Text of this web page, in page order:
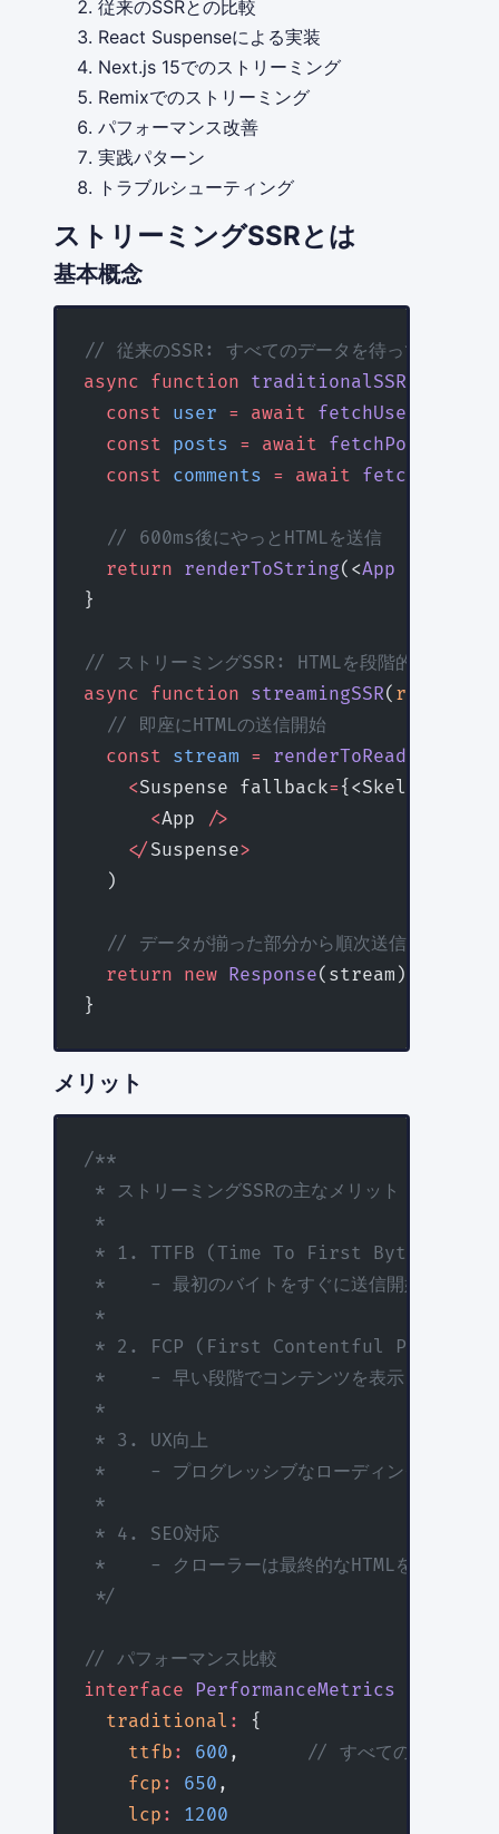
従来のSSRとの比較
React Suspenseによる実装
Next.js 15でのストリーミング
Remixでのストリーミング
パフォーマンス改善
実践パターン
トラブルシューティング
ストリーミングSSRとは
基本概念
// 従来のSSR: すべてのデータを待ってから
async function traditionalSSR
  const
user = await fetchUser
  const
posts = await fetchPosts
  const
comments = await
  // 600ms後にやっとHTMLを送信
  return
renderToString(<App
}
// ストリーミングSSR: HTMLを段階的に送信
async function streamingSSR( req
  // 即座にHTMLの送信開始
  const
stream =
    <
Suspense fallback= {<Skeleton />}
      <
App
/>
    </
Suspense>
  )
  // データが揃った部分から順次送信
  return
new Response(stream)
}
メリット
/**
* ストリーミングSSRの主なメリット
*
* 1. TTFB (Time To First Byte) の改善
*    - 最初のバイトをすぐに送信開始
*
* 2. FCP (First Contentful Paint) の
*    - 早い段階でコンテンツを表示
*
* 3. UX向上
*    - プログレッシブなローディング
*
* 4. SEO対応
*    - クローラーは最終的なHTMLを取得
*/
// パフォーマンス比較
interface PerformanceMetrics
  traditional
:
{
    ttfb
: 600 , // すべてのデータを
    fcp
: 650 ,
    lcp
:
1200